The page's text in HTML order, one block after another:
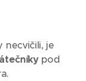
necvičili, je
pod